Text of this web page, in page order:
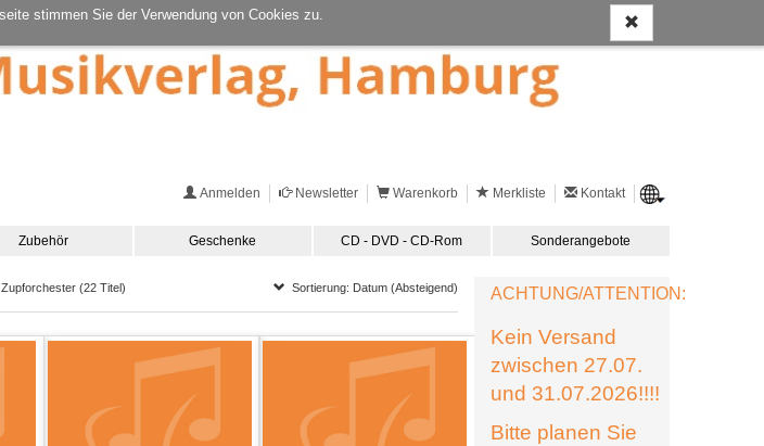
stimmen Sie der Verwendung von Cookies zu.
Anmelden Newsletter Warenkorb Merkliste Kontakt
Zubehör Geschenke CD - DVD - CD-Rom Sonderangebote
(22 Titel) Sortierung: Datum (Absteigend) ACHTUNG/ATTENTION:
Kein Versand
zwischen 27.07.
und 31.07.2026!!!!
Bitte planen Sie